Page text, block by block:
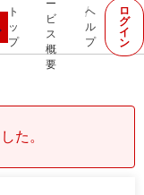
ト
ッ
プ
ー
ビ
ス
概
要
ヘ
ル
プ
ロ
グ
イ
ン
た。